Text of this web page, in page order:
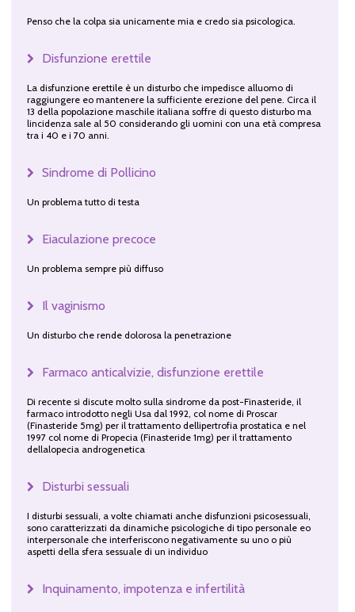
Penso che la colpa sia unicamente mia e credo sia psicologica.
Disfunzione erettile
La disfunzione erettile è un disturbo che impedisce alluomo di
raggiungere eo mantenere la sufficiente erezione del pene. Circa il
13 della popolazione maschile italiana soffre di questo disturbo ma
lincidenza sale al 50 considerando gli uomini con una età compresa
tra i 40 e i 70 anni.
Sindrome di Pollicino
Un problema tutto di testa
Eiaculazione precoce
Un problema sempre più diffuso
Il vaginismo
Un disturbo che rende dolorosa la penetrazione
Farmaco anticalvizie, disfunzione erettile
Di recente si discute molto sulla sindrome da post-Finasteride, il
farmaco introdotto negli Usa dal 1992, col nome di Proscar
(Finasteride 5mg) per il trattamento dellipertrofia prostatica e nel
1997 col nome di Propecia (Finasteride 1mg) per il trattamento
dellalopecia androgenetica
Disturbi sessuali
I disturbi sessuali, a volte chiamati anche disfunzioni psicosessuali,
sono caratterizzati da dinamiche psicologiche di tipo personale eo
interpersonale che interferiscono negativamente su uno o più
aspetti della sfera sessuale di un individuo
Inquinamento, impotenza e infertilità